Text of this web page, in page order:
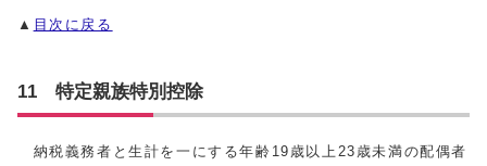
▲ 目次に戻る
11 特定親族特別控除
納税義務者と生計を一にする年齢 19 歳以上23 歳未満の配偶者